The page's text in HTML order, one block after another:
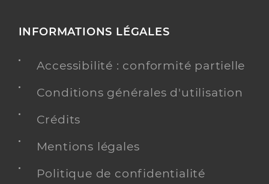
INFORMATIONS LÉGALES
Accessibilité : conformité partielle
Conditions générales d'utilisation
Crédits
Mentions légales
Politique de confidentialité